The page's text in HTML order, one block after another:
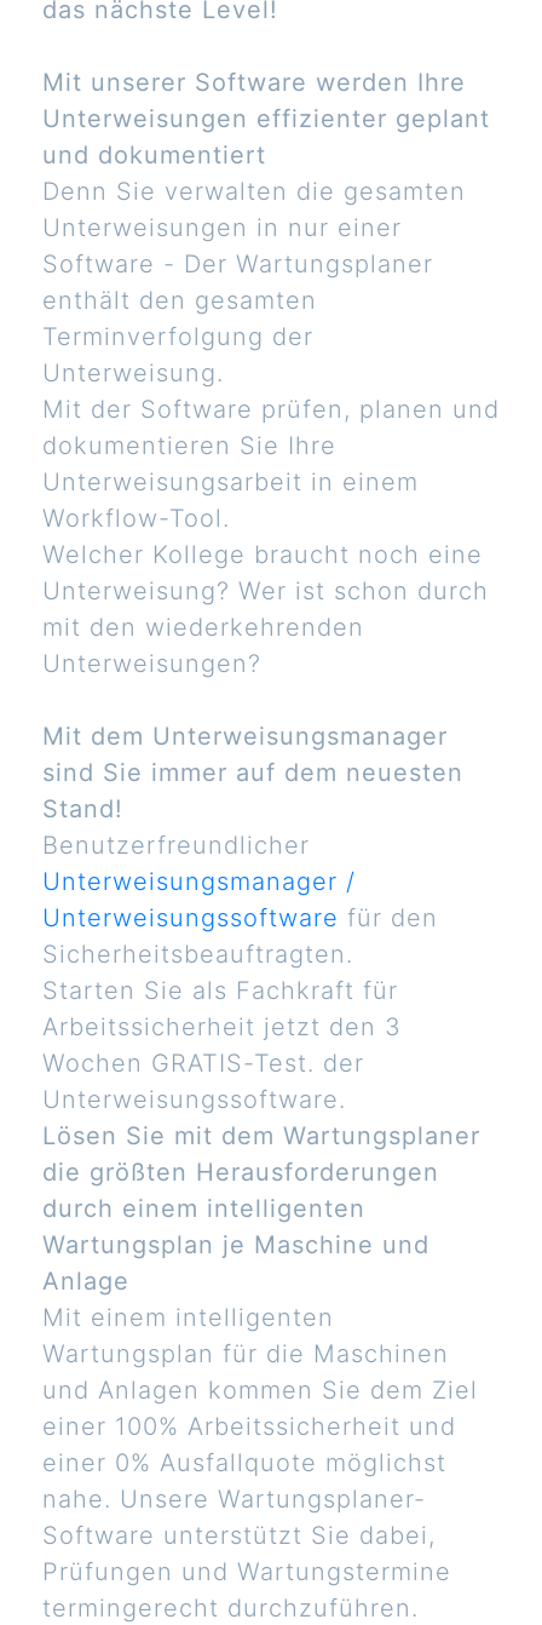
das nächste Level!
Mit unserer Software werden Ihre
Unterweisungen effizienter geplant
und dokumentiert
Denn Sie verwalten die gesamten
Unterweisungen in nur einer
Software - Der Wartungsplaner
enthält den gesamten
Terminverfolgung der
Unterweisung.
Mit der Software prüfen, planen und
dokumentieren Sie Ihre
Unterweisungsarbeit in einem
Workflow-Tool.
Welcher Kollege braucht noch eine
Unterweisung? Wer ist schon durch
mit den wiederkehrenden
Unterweisungen?
Mit dem Unterweisungsmanager
sind Sie immer auf dem neuesten
Stand!
Benutzerfreundlicher
Unterweisungsmanager /
Unterweisungssoftware für den
Sicherheitsbeauftragten.
Starten Sie als Fachkraft für
Arbeitssicherheit jetzt den 3
Wochen GRATIS-Test. der
Unterweisungssoftware.
Lösen Sie mit dem Wartungsplaner
die größten Herausforderungen
durch einem intelligenten
Wartungsplan je Maschine und
Anlage
Mit einem intelligenten
Wartungsplan für die Maschinen
und Anlagen kommen Sie dem Ziel
einer 100% Arbeitssicherheit und
einer 0% Ausfallquote möglichst
nahe. Unsere Wartungsplaner-
Software unterstützt Sie dabei,
Prüfungen und Wartungstermine
termingerecht durchzuführen.